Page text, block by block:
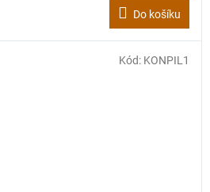
Do košíku
Kód: KONPIL1